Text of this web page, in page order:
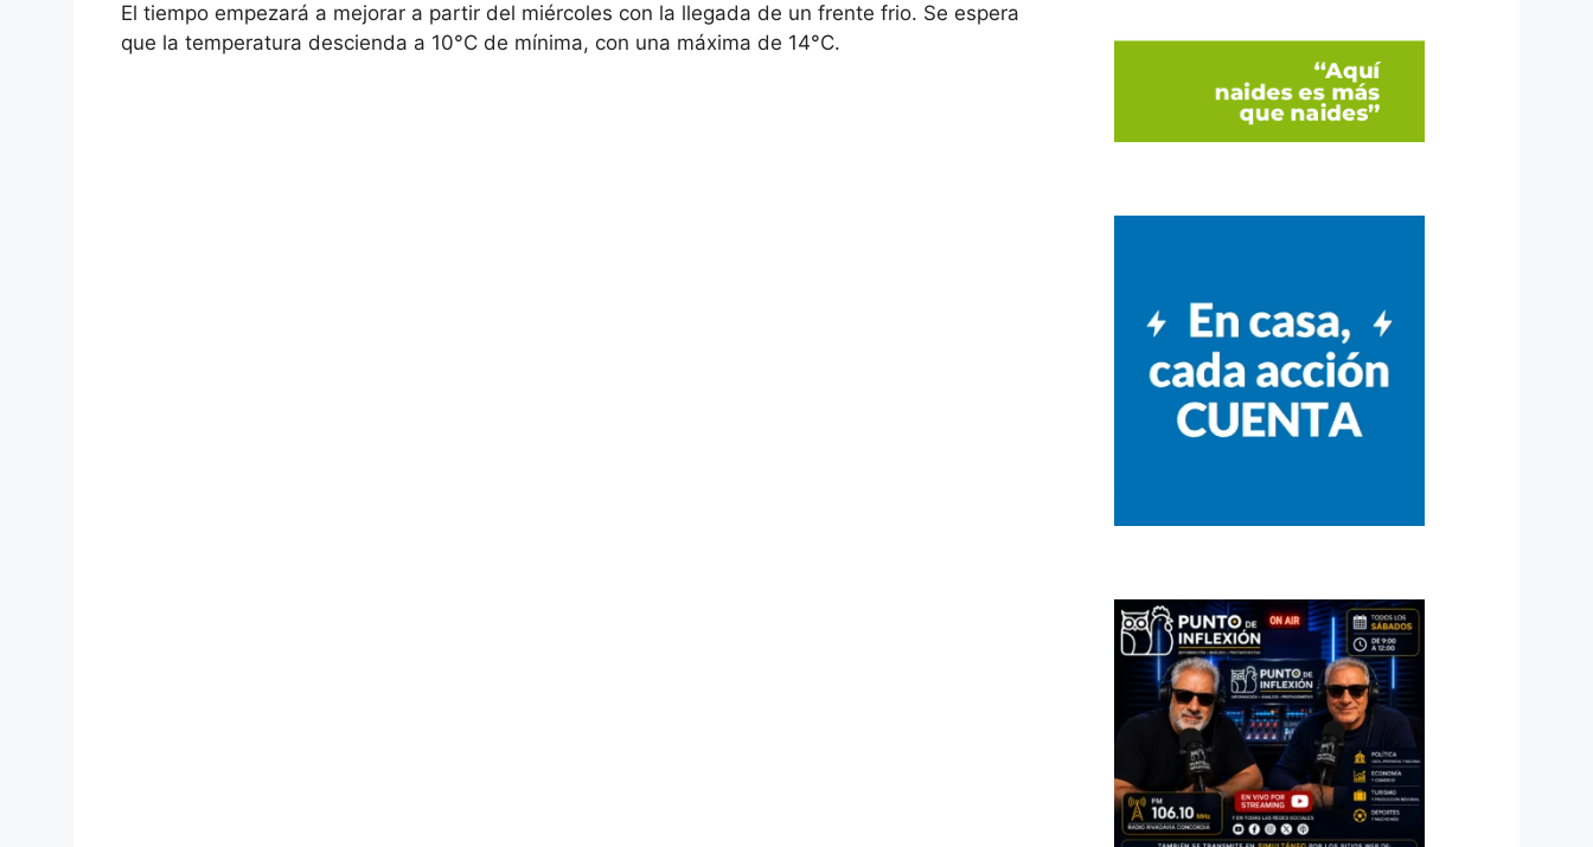
El tiempo empezará a mejorar a partir del miércoles con la llegada de un frente frio. Se espera
que la temperatura descienda a 10°C de mínima, con una máxima de 14°C.